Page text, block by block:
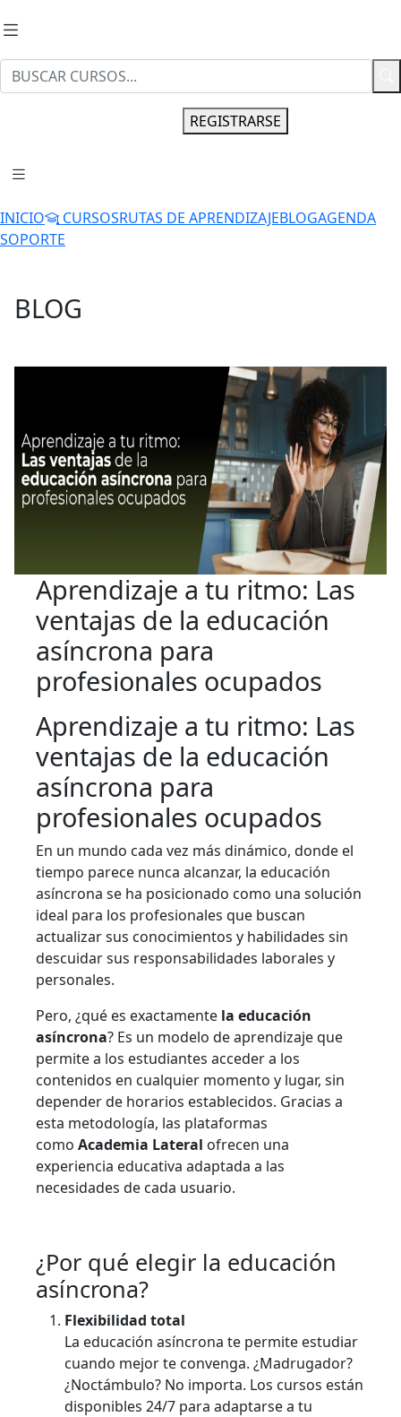
REGISTRARSE
INICIO CURSOSRUTAS DE APRENDIZAJEBLOGAGENDA
SOPORTE
BLOG
Aprendizaje a tu ritmo: Las
ventajas de la educación
asíncrona para
profesionales ocupados
Aprendizaje a tu ritmo: Las
ventajas de la educación
asíncrona para
profesionales ocupados
En un mundo cada vez más dinámico, donde el
tiempo parece nunca alcanzar, la educación
asíncrona se ha posicionado como una solución
ideal para los profesionales que buscan
actualizar sus conocimientos y habilidades sin
descuidar sus responsabilidades laborales y
personales.
Pero, ¿qué es exactamente la educación
asíncrona? Es un modelo de aprendizaje que
permite a los estudiantes acceder a los
contenidos en cualquier momento y lugar, sin
depender de horarios establecidos. Gracias a
esta metodología, las plataformas
como Academia Lateral ofrecen una
experiencia educativa adaptada a las
necesidades de cada usuario.
¿Por qué elegir la educación
asíncrona?
Flexibilidad total
La educación asíncrona te permite estudiar
cuando mejor te convenga. ¿Madrugador?
¿Noctámbulo? No importa. Los cursos están
disponibles 24/7 para adaptarse a tu